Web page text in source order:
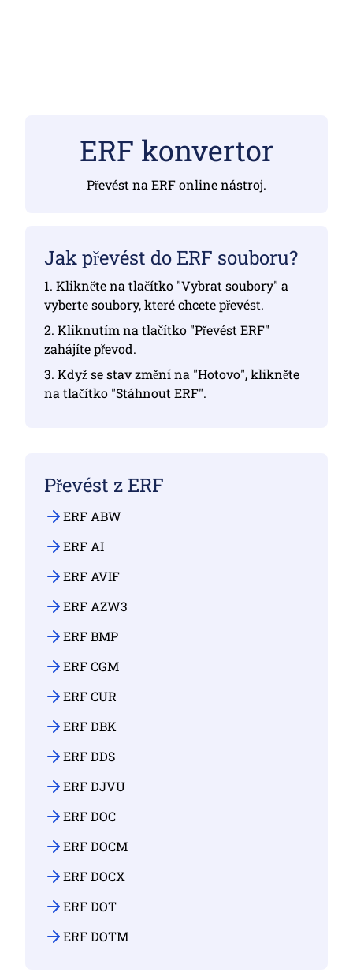
ERF konvertor
Převést na ERF online nástroj.
Jak převést do ERF souboru?
1. Klikněte na tlačítko "Vybrat soubory" a
vyberte soubory, které chcete převést.
2. Kliknutím na tlačítko "Převést ERF"
zahájíte převod.
3. Když se stav změní na "Hotovo", klikněte
na tlačítko "Stáhnout ERF".
Převést z ERF
ERF ABW
ERF AI
ERF AVIF
ERF AZW3
ERF BMP
ERF CGM
ERF CUR
ERF DBK
ERF DDS
ERF DJVU
ERF DOC
ERF DOCM
ERF DOCX
ERF DOT
ERF DOTM